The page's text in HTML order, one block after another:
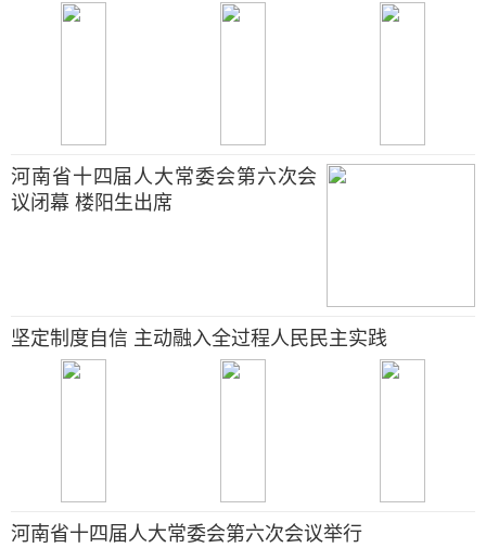
河南省十四届人大常委会第六次会
议闭幕 楼阳生出席
坚定制度自信 主动融入全过程人民民主实践
河南省十四届人大常委会第六次会议举行